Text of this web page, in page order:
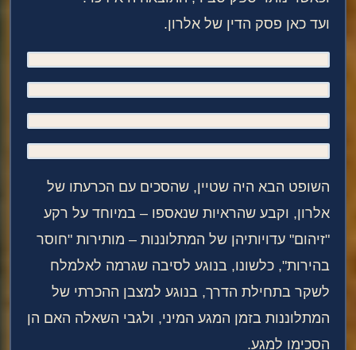
ועד כאן פסק הדין של אלרון.
השופט הבא היה שטיין, שהסכים עם הכרעתו של
אלרון, וקבע שהראיות שנאספו – במיוחד על רקע
"זיהום" עדויותיהן של המתלוננות – מותירות "חוסר
בהירות", כלשונו, בנוגע לסיבה שגרמה לאלמלח
לשקר בתחילת הדרך, בנוגע למצבן ההכרתי של
המתלוננות בזמן המגע המיני, ולגבי השאלה האם הן
הסכימו למגע.